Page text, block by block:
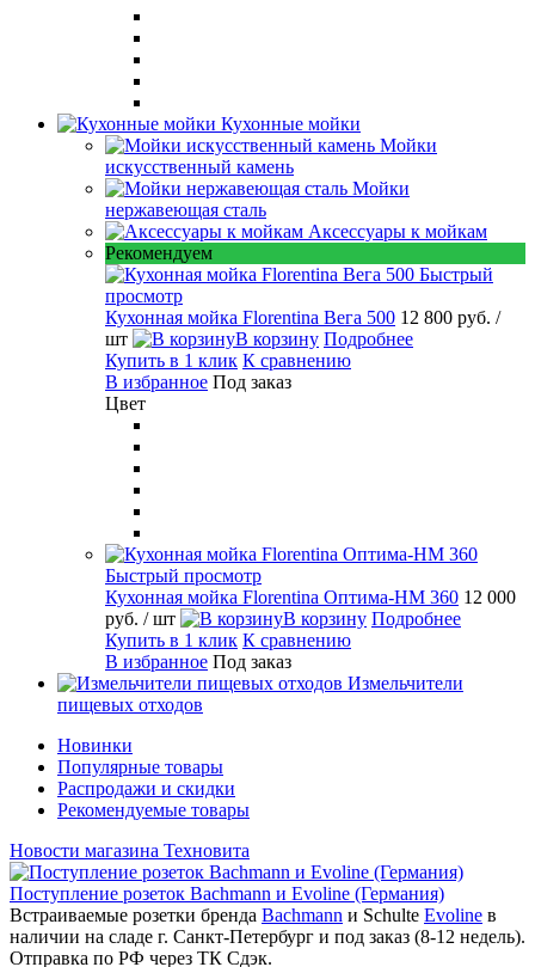
Кухонные мойки
Мойки
искусственный камень
Мойки
нержавеющая сталь
Аксессуары к мойкам
Рекомендуем
Быстрый
просмотр
Кухонная мойка Florentina Вега 500 12 800 руб. /
шт
В корзину Подробнее
Купить в 1 клик К сравнению
В избранное Под заказ
Цвет
Быстрый просмотр
Кухонная мойка Florentina Оптима-HM 360 12 000
руб. / шт В корзину Подробнее
Купить в 1 клик К сравнению
В избранное Под заказ
Измельчители
пищевых отходов
Новинки
Популярные товары
Распродажи и скидки
Рекомендуемые товары
Новости магазина Техновита
Поступление розеток Bachmann и Evoline (Германия)
Встраиваемые розетки бренда Bachmann и Schulte Evoline в
наличии на сладе г. Санкт-Петербург и под заказ (8-12 недель).
Отправка по РФ через ТК Сдэк.